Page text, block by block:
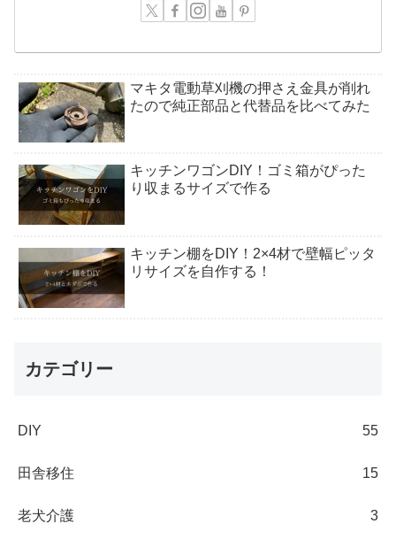
マキタ電動草刈機の押さえ金具が削れ
たので純正部品と代替品を比べてみた
キッチンワゴンDIY！ゴミ箱がぴった
り収まるサイズで作る
キッチン棚をDIY！2×4材で壁幅ピッタ
リサイズを自作する！
カテゴリー
DIY 55
田舎移住 15
老犬介護 3